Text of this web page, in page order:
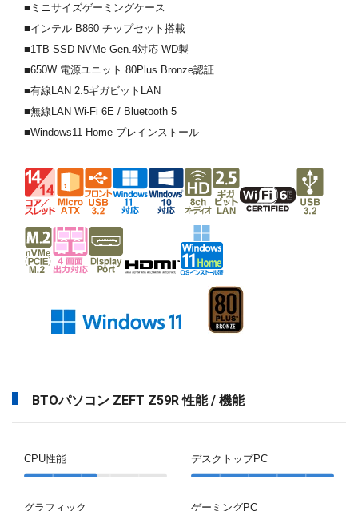
■ミニサイズゲーミングケース
■インテル B860 チップセット搭載
■1TB SSD NVMe Gen.4対応 WD製
■650W 電源ユニット 80Plus Bronze認証
■有線LAN 2.5ギガビットLAN
■無線LAN Wi-Fi 6E / Bluetooth 5
■Windows11 Home プレインストール
BTOパソコン ZEFT Z59R 性能 / 機能
CPU性能
グラフィック
デスクトップPC
ゲーミングPC